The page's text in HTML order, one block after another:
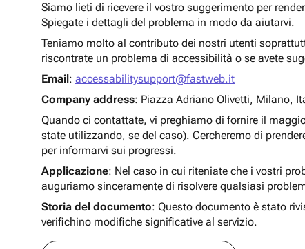
Siamo lieti di ricevere il vostro suggerimento per
Spiegate i dettagli del problema in modo da aiutarvi.
Teniamo molto al contributo dei nostri utenti
riscontrate un problema di accessibilità o se avete
Email: accessabilitysupport@fastweb.it
Company address: Piazza Adriano Olivetti, Milano,
Quando ci contattate, vi preghiamo di fornire il
state utilizzando, se del caso). Cercheremo di
per informarvi sui progressi.
Applicazione: Nel caso in cui riteniate che i vostri
auguriamo sinceramente di risolvere qualsiasi
Storia del documento: Questo documento è stato
verifichino modifiche significative al servizio.